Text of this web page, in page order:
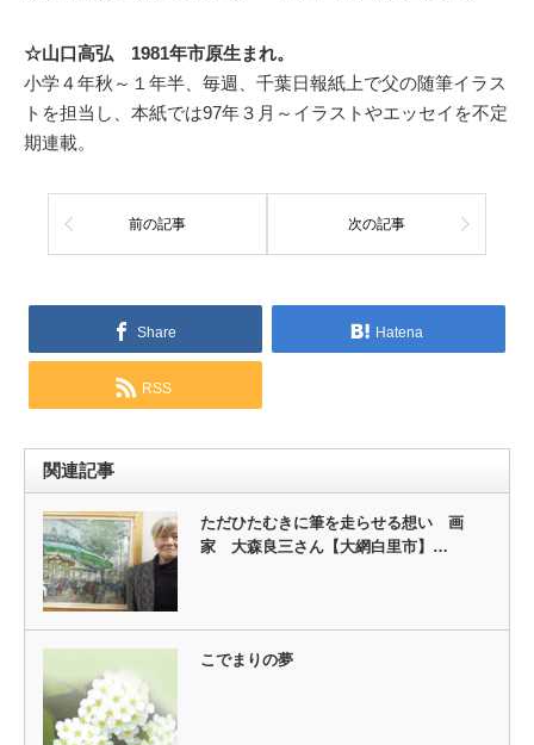
☆山口高弘 1981年市原生まれ。
小学４年秋～１年半、毎週、千葉日報紙上で父の随筆イラス
トを担当し、本紙では97年３月～イラストやエッセイを不定
期連載。
前の記事 次の記事
Share Hatena
RSS
関連記事
ただひたむきに筆を走らせる想い 画
家 大森良三さん【大網白里市】…
こでまりの夢